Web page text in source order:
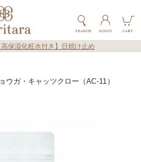
高保湿化粧水付き】日焼け止め
ウガ・キャッツクロー（AC-11）